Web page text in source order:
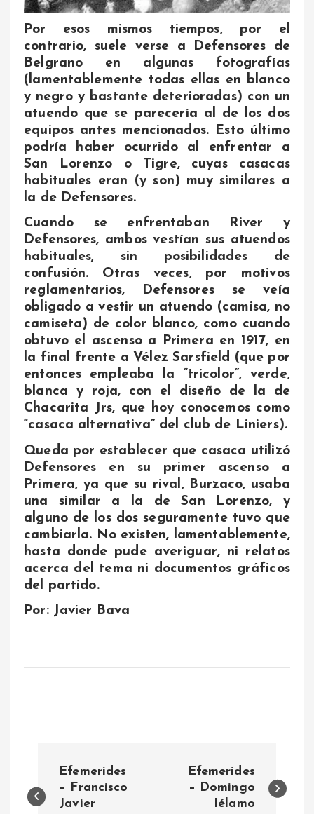
Por esos mismos tiempos, por el
contrario, suele verse a Defensores de
Belgrano en algunas fotografías
(lamentablemente todas ellas en blanco
y negro y bastante deterioradas) con un
atuendo que se parecería al de los dos
equipos antes mencionados. Esto último
podría haber ocurrido al enfrentar a
San Lorenzo o Tigre, cuyas casacas
habituales eran (y son) muy similares a
la de Defensores.
Cuando se enfrentaban River y
Defensores, ambos vestían sus atuendos
habituales, sin posibilidades de
confusión. Otras veces, por motivos
reglamentarios, Defensores se veía
obligado a vestir un atuendo (camisa, no
camiseta) de color blanco, como cuando
obtuvo el ascenso a Primera en 1917, en
la final frente a Vélez Sarsfield (que por
entonces empleaba la “tricolor”, verde,
blanca y roja, con el diseño de la de
Chacarita Jrs, que hoy conocemos como
“casaca alternativa” del club de Liniers).
Queda por establecer que casaca utilizó
Defensores en su primer ascenso a
Primera, ya que su rival, Burzaco, usaba
una similar a la de San Lorenzo, y
alguno de los dos seguramente tuvo que
cambiarla. No existen, lamentablemente,
hasta donde pude averiguar, ni relatos
acerca del tema ni documentos gráficos
del partido.
Por: Javier Bava
a
Efemerides
– Francisco
Javier
Efemerides
– Domingo
Iélamo